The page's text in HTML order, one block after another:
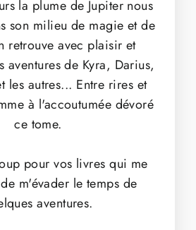
la plume de Jupiter nous
son milieu de magie et de
retrouve avec plaisir et
aventures de Kyra, Darius,
les autres... Entre rires et
à l'accoutumée dévoré
ce tome.
pour vos livres qui me
m'évader le temps de
aventures.